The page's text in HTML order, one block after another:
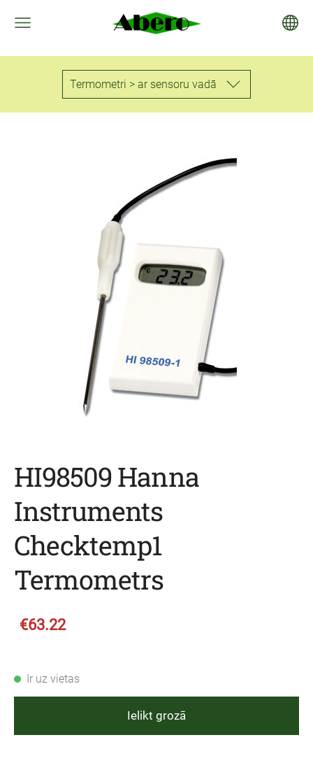
Termometri > ar sensoru vadā
HI98509 Hanna
Instruments
Checktemp1
Termometrs
€63.22
Ir uz vietas
Ielikt grozā